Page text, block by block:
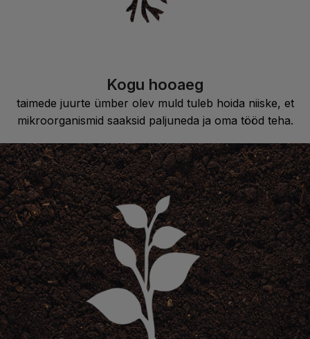
Kogu hooaeg
taimede juurte ümber olev muld tuleb hoida niiske, et
mikroorganismid saaksid paljuneda ja oma tööd teha.